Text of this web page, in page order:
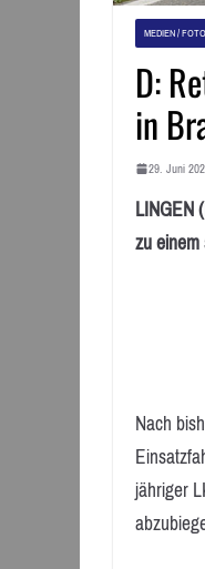
MEDIEN /
D:
in
29. Juni
LINGEN
zu
Nach
jähriger